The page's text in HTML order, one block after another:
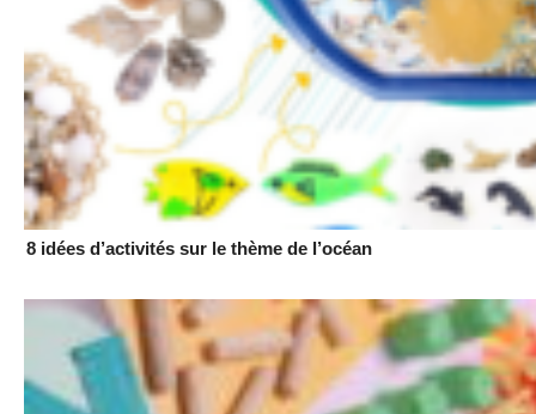
8 idées d’activités sur le thème de l’océan